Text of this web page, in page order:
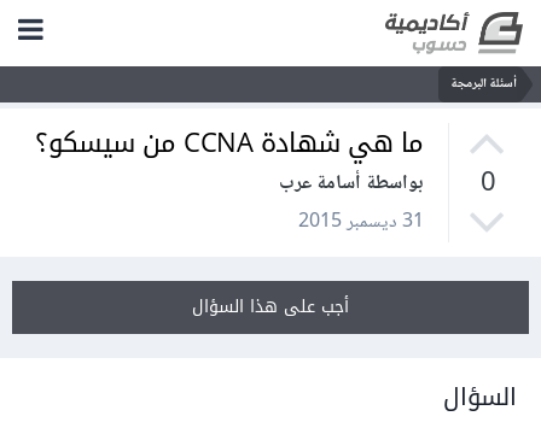
أسئلة البرمجة
0
ما هي شهادة CCNA من سيسكو؟
بواسطة أسامة عرب
31 ديسمبر 2015
أجب على هذا السؤال
السؤال